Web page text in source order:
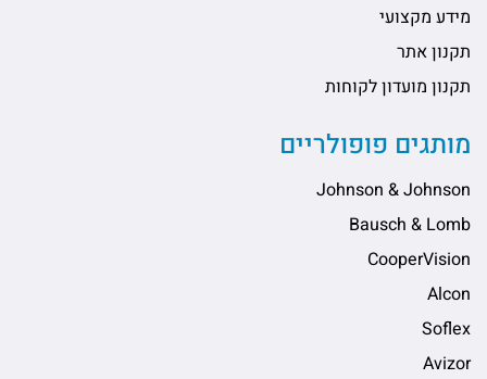
מידע מקצועי
תקנון אתר
תקנון מועדון לקוחות
מותגים פופולריים
Johnson & Johnson
Bausch & Lomb
CooperVision
Alcon
Soflex
Avizor